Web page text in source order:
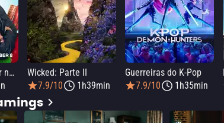
Elmo e Mark Rober na Oficina de Natal
Wicked: Parte II
7.9/10
1h39min
Guerreiras do K-Pop
7.9/10
1h35min